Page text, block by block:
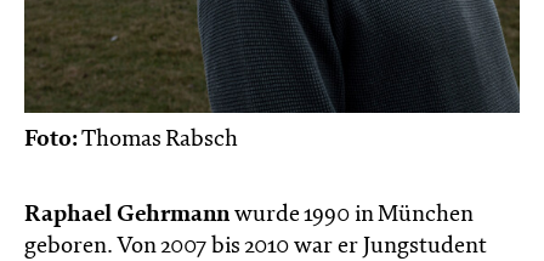
Foto:Thomas Rabsch
Raphael Gehrmann wurde 1990 in München
geboren. Von 2007 bis 2010 war er Jungstudent